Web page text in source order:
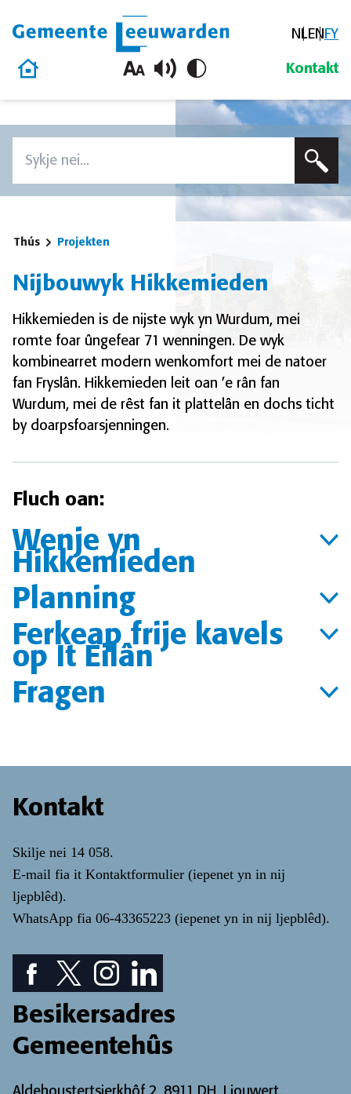
Gemeente Leeuwarden NLENFY
Thús
Kontakt
Thús Projekten
Nijbouwyk Hikkemieden
Hikkemieden is de nijste wyk yn Wurdum, mei
romte foar ûngefear 71 wenningen. De wyk
kombinearret modern wenkomfort mei de natoer
fan Fryslân. Hikkemieden leit oan ’e rân fan
Wurdum, mei de rêst fan it plattelân en dochs ticht
by doarpsfoarsjenningen.
Fluch oan:
Wenje yn
Hikkemieden
Planning
Ferkeap frije kavels
op It Eilân
Fragen
Kontakt
Skilje nei 14 058.
E-mail fia it Kontaktformulier (iepenet yn in nij
ljepblêd).
WhatsApp fia 06-43365223 (iepenet yn in nij ljepblêd).
Facebook piktogram: sjoch ús Facebook pagina
Twitter piktogram: sjoch ús Twitter pagina
Instagram ikoan: Besjoch ús Instagram
LinkedIn ikoan: besjoch ús LinkedIn
Besikersadres
Gemeentehûs